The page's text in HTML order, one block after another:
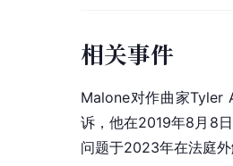
相关事件
Malone对作曲家Tyler
诉，他在2019年8月8
问题于2023年在法庭